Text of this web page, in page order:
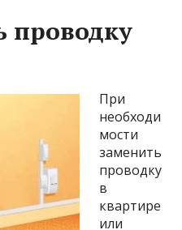
проводку
При
необходи
мости
заменить
проводку
в
квартире
или